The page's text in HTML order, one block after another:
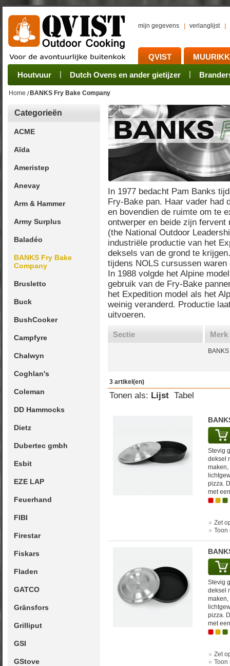
mijn gegevens verlanglijst
QVIST
Houtvuur Dutch Ovens en ander gietijzer
Grillplaat & ijzers Pannen Rookovens
Oogsten Verwerken Bewaren Onderhoud
Sets Stoves Camping sets Pots, Pans, Kettles
Home BANKS Fry Bake Company
Categorieën
ACME
Aïda
Ameristep
Anevay
Arm & Hammer
Army Surplus
Baladéo
BANKS Fry Bake
Company
Brusletto
Buck
BushCooker
Campfyre
Chalwyn
Coghlan's
Coleman
DD Hammocks
Dietz
Dubertec gmbh
Esbit
EZE LAP
Feuerhand
FIBI
Firestar
Fiskars
Fladen
GATCO
Gränsfors
Grilliput
GSI
GStove
In 1977 bedacht Pam Banks
Fry-Bake pan. Haar vader had
en bovendien de ruimte om te
ontwerper en beide zijn
(the National Outdoor
industriële productie van het
deksels van de grond te
tijdens NOLS cursussen
In 1988 volgde het Alpine
gebruik van de Fry-Bake
het Expedition model als het
weinig veranderd. Productie
uitvoeren.
Sectie Merk
3 artikel(en)
Tonen als: Lijst Tabel
Stevig
deksel
maken,
pizza.
met
Zet
Toon
Stevig
deksel
maken,
pizza.
met
Zet
Toon